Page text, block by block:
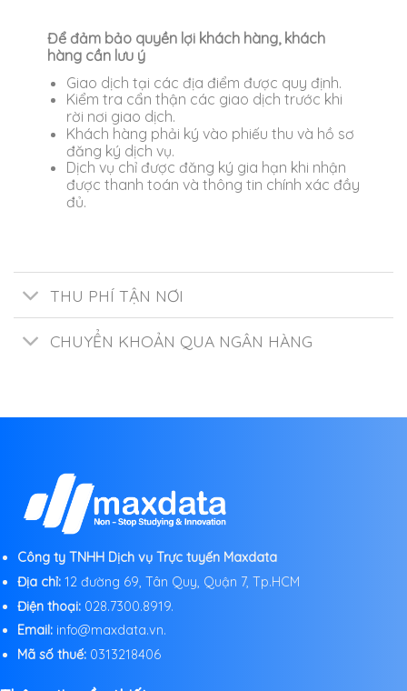
Để đảm bảo quyền lợi khách hàng, khách
hàng cần lưu ý
Giao dịch tại các địa điểm được quy định.
Kiểm tra cẩn thận các giao dịch trước khi
rời nơi giao dịch.
Khách hàng phải ký vào phiếu thu và hồ sơ
đăng ký dịch vụ.
Dịch vụ chỉ được đăng ký gia hạn khi nhận
được thanh toán và thông tin chính xác đầy
đủ.
THU PHÍ TẬN NƠI
CHUYỂN KHOẢN QUA NGÂN HÀNG
Công ty TNHH Dịch vụ Trực tuyến Maxdata
Địa chỉ:12 đường 69, Tân Quy, Quận 7, Tp.HCM
Điện thoại:028.7300.8919.
Email:info@maxdata.vn.
Mã số thuế:0313218406